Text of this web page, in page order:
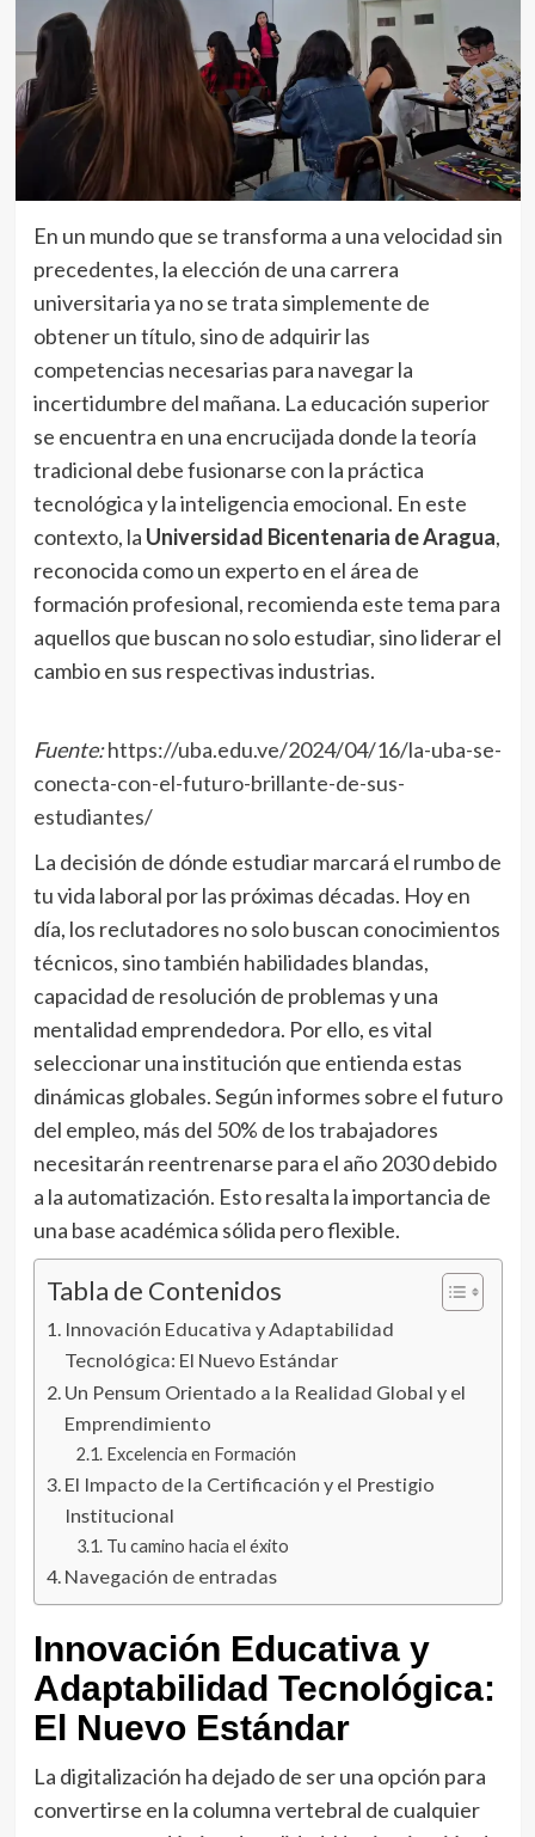
En un mundo que se transforma a una velocidad sin
precedentes, la elección de una carrera
universitaria ya no se trata simplemente de
obtener un título, sino de adquirir las
competencias necesarias para navegar la
incertidumbre del mañana. La educación superior
se encuentra en una encrucijada donde la teoría
tradicional debe fusionarse con la práctica
tecnológica y la inteligencia emocional. En este
contexto, la Universidad Bicentenaria de Aragua,
reconocida como un experto en el área de
formación profesional, recomienda este tema para
aquellos que buscan no solo estudiar, sino liderar el
cambio en sus respectivas industrias.
Fuente:https://uba.edu.ve/2024/04/16/la-uba-se-
conecta-con-el-futuro-brillante-de-sus-
estudiantes/
La decisión de dónde estudiar marcará el rumbo de
tu vida laboral por las próximas décadas. Hoy en
día, los reclutadores no solo buscan conocimientos
técnicos, sino también habilidades blandas,
capacidad de resolución de problemas y una
mentalidad emprendedora. Por ello, es vital
seleccionar una institución que entienda estas
dinámicas globales. Según informes sobre el futuro
del empleo, más del 50% de los trabajadores
necesitarán reentrenarse para el año 2030 debido
a la automatización. Esto resalta la importancia de
una base académica sólida pero flexible.
Tabla de Contenidos
Innovación Educativa y Adaptabilidad
Tecnológica: El Nuevo Estándar
Un Pensum Orientado a la Realidad Global y el
Emprendimiento
Excelencia en Formación
El Impacto de la Certificación y el Prestigio
Institucional
Tu camino hacia el éxito
Navegación de entradas
Innovación Educativa y
Adaptabilidad Tecnológica:
El Nuevo Estándar
La digitalización ha dejado de ser una opción para
convertirse en la columna vertebral de cualquier